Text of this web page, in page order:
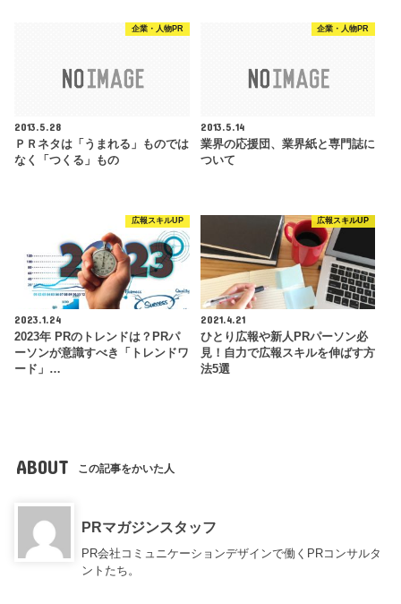
企業・人物PR
2013.5.28
ＰＲネタは「うまれる」ものでは
なく「つくる」もの
企業・人物PR
2013.5.14
業界の応援団、業界紙と専門誌に
ついて
広報スキルUP
2023.1.24
2023年 PRのトレンドは？PRパ
ーソンが意識すべき「トレンドワ
ード」…
広報スキルUP
2021.4.21
ひとり広報や新人PRパーソン必
見！自力で広報スキルを伸ばす方
法5選
ABOUT この記事をかいた人
PRマガジンスタッフ
PR会社コミュニケーションデザインで働くPRコンサルタ
ントたち。